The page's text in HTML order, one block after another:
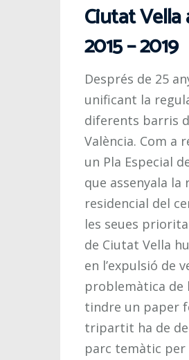
Ciutat
2015 – 2019
Després de 25
unificant la
diferents barris
València. Com a
un Pla Especial
que assenyala
residencial del
les seues
de Ciutat Vella
en l’expulsió de
problemàtica de
tindre un paper
tripartit ha de
parc temàtic per